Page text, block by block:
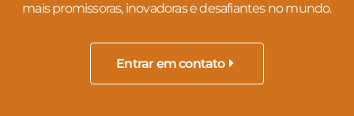
mais promissoras, inovadoras e desafiantes no mundo.
Entrar em contato